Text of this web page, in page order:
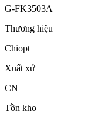
G-FK3503A
Thương hiệu
Chiopt
Xuất xứ
CN
Tồn kho